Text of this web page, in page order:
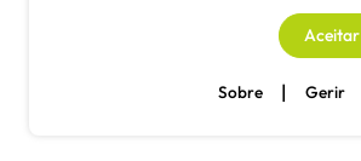
Aceitar
Sobre | Gerir